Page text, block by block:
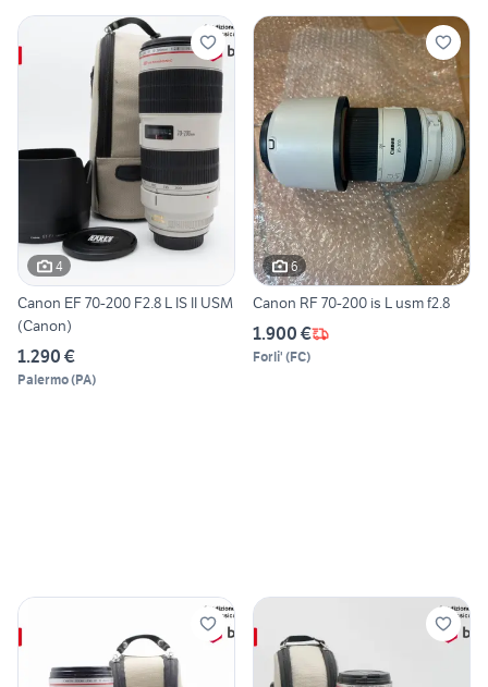
4
Canon EF 70-200 F2.8 L IS II USM
(Canon)
1.290 €
Palermo(PA)
6
Canon RF 70-200 is L usm f2.8
1.900 €
Forli' (FC)